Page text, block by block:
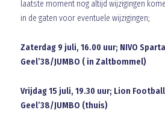
laatste moment nog altijd wijzigingen
in de gaten voor eventuele wijzigingen;
Zaterdag 9 juli, 16.00 uur; NIVO
Geel’38/JUMBO ( in Zaltbommel)
Vrijdag 15 juli, 19.30 uur; Lion
Geel’38/JUMBO (thuis)